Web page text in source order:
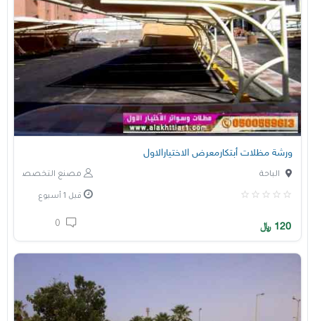
ورشة مظلات أبتكارمعرض الاختيارالاول
مصنع التخصصي الباحة
قبل 1 أسبوع
120 ﷼